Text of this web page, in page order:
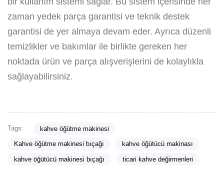
zaman yedek parça garantisi ve teknik destek
garantisi de yer almaya devam eder. Ayrıca düzenli
temizlikler ve bakımlar ile birlikte gereken her
noktada ürün ve parça alışverişlerini de kolaylıkla
sağlayabilirsiniz.
Tags: kahve öğütme makinesi
Kahve öğütme makinesi bıçağı kahve öğütücü makinası
kahve öğütücü makinesi bıçağı ticari kahve değirmenleri